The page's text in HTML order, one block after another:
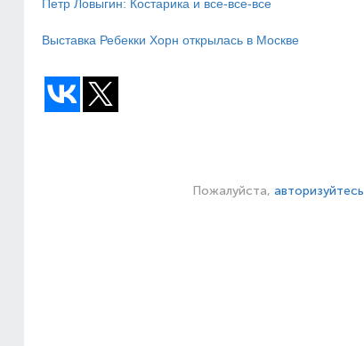
Петр Ловыгин: Костарика и все-все-все
Выставка Ребекки Хорн открылась в Москве
Пожалуйста, авторизуйтесь